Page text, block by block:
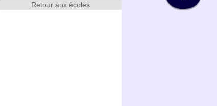
Retour aux écoles